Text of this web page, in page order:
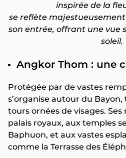
inspirée de la
se reflète
son entrée, offrant une vue
soleil.
Angkor Thom : une
Protégée par de vastes
s’organise autour du
tours ornées de visages.
palais royaux, aux temples
Baphuon, et aux vastes
comme la Terrasse des